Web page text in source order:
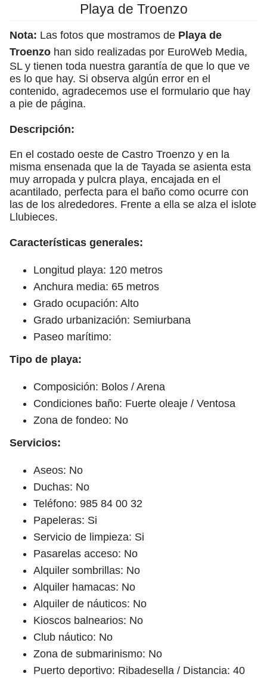
Playa de Troenzo
Nota: Las fotos que mostramos de Playa de
Troenzo han sido realizadas por EuroWeb Media,
SL y tienen toda nuestra garantía de que lo que ve
es lo que hay. Si observa algún error en el
contenido, agradecemos use el formulario que hay
a pie de página.
Descripción:
En el costado oeste de Castro Troenzo y en la
misma ensenada que la de Tayada se asienta esta
muy arropada y pulcra playa, encajada en el
acantilado, perfecta para el baño como ocurre con
las de los alrededores. Frente a ella se alza el islote
Llubieces.
Características generales:
Longitud playa: 120 metros
Anchura media: 65 metros
Grado ocupación: Alto
Grado urbanización: Semiurbana
Paseo marítimo:
Tipo de playa:
Composición: Bolos / Arena
Condiciones baño: Fuerte oleaje / Ventosa
Zona de fondeo: No
Servicios:
Aseos: No
Duchas: No
Teléfono: 985 84 00 32
Papeleras: Si
Servicio de limpieza: Si
Pasarelas acceso: No
Alquiler sombrillas: No
Alquiler hamacas: No
Alquiler de náuticos: No
Kioscos balnearios: No
Club náutico: No
Zona de submarinismo: No
Puerto deportivo: Ribadesella / Distancia: 40